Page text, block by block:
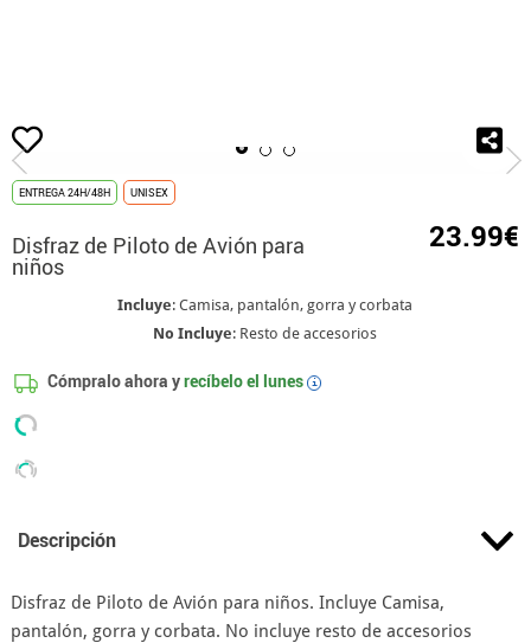
Inicio Disfraz de Piloto de Avión
ENTREGA 24H/48H UNISEX
Disfraz de Piloto de Avión para
niños
23.99€
Incluye: Camisa, pantalón, gorra y corbata
No Incluye: Resto de accesorios
Cómpralo ahora yrecíbelo el lunes i
Descripción
Disfraz de Piloto de Avión para niños. Incluye Camisa,
pantalón, gorra y corbata. No incluye resto de accesorios